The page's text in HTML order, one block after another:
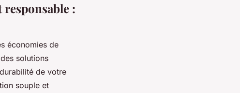
:
économies de
solutions
de votre
souple et